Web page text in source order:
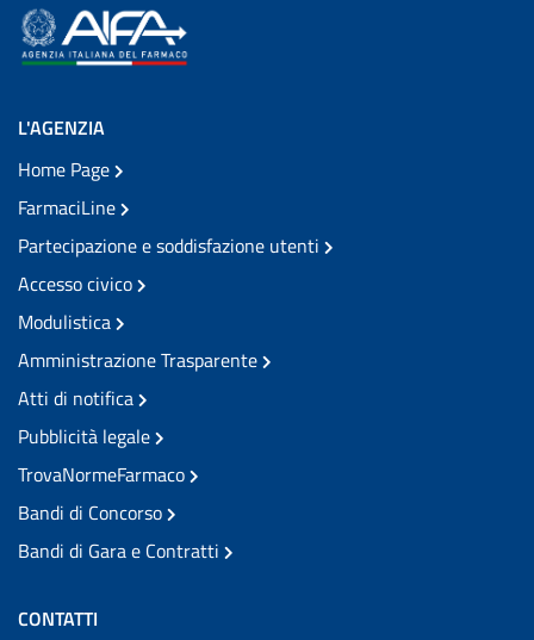
L'AGENZIA
Home Page
FarmaciLine
Partecipazione e soddisfazione utenti
Accesso civico
Modulistica
Amministrazione Trasparente
Atti di notifica
Pubblicità legale
TrovaNormeFarmaco
Bandi di Concorso
Bandi di Gara e Contratti
CONTATTI